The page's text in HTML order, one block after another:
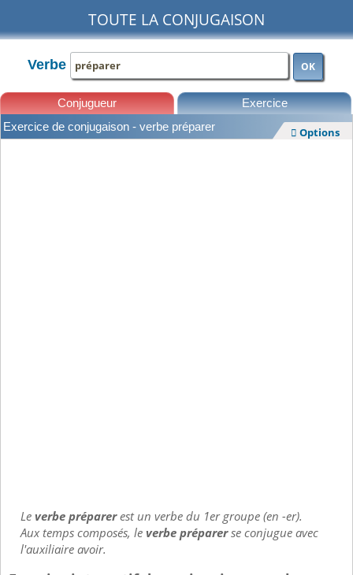
TOUTE LA CONJUGAISON
Verbe OK
Conjugueur Exercice
Exercice de conjugaison - verbe préparer  Options
Leverbe préparerest un verbe du 1er groupe (en -er).
Aux temps composés, leverbe préparerse conjugue avec
l'auxiliaire avoir.